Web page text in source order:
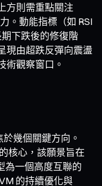
方則需重點關注
。動能指標（如 RSI
下跌後的修復階
現由超跌反彈向震盪
術觀察窗口。
幾個關鍵方向。
核心，該願景旨在
為一個高度互聯的
的持續優化與